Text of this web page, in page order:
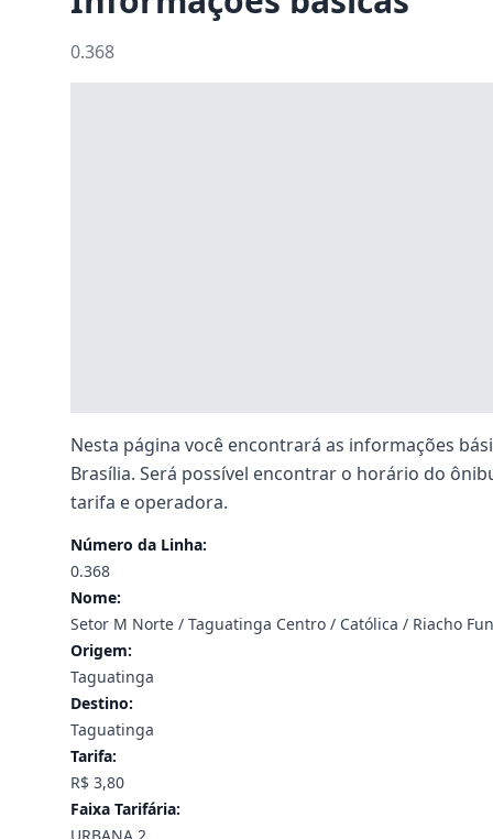
0.368
Nesta página você encontrará as informações
Brasília. Será possível encontrar o horário do
tarifa e operadora.
Número da Linha:
0.368
Nome:
Setor M Norte / Taguatinga Centro / Católica / Riacho
Origem:
Taguatinga
Destino:
Taguatinga
Tarifa:
R$ 3,80
Faixa Tarifária: